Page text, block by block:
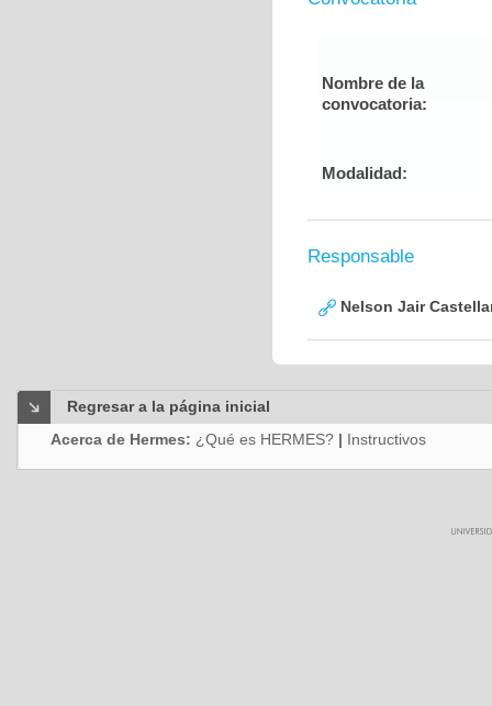
Nombre de la
convocatoria:
Modalidad:
Responsable
Nelson Jair
Regresar a la página inicial
Acerca de Hermes: ¿Qué es HERMES? | Instructivos